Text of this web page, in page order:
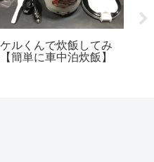
ルくんで炊飯してみ
簡単に車中泊炊飯】